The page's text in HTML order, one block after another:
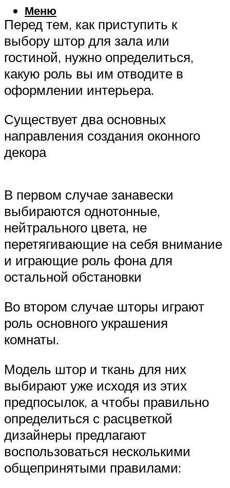
Меню
Перед тем, как приступить к
выбору штор для зала или
гостиной, нужно определиться,
какую роль вы им отводите в
оформлении интерьера.
Существует два основных
направления создания оконного
декора
В первом случае занавески
выбираются однотонные,
нейтрального цвета, не
перетягивающие на себя внимание
и играющие роль фона для
остальной обстановки
Во втором случае шторы играют
роль основного украшения
комнаты.
Модель штор и ткань для них
выбирают уже исходя из этих
предпосылок, а чтобы правильно
определиться с расцветкой
дизайнеры предлагают
воспользоваться несколькими
общепринятыми правилами: